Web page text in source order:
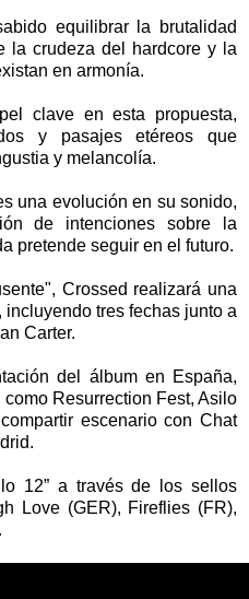
equilibrar la brutalidad
la crudeza del hardcore y la
en armonía.
clave en esta propuesta,
y pasajes etéreos que
y melancolía.
una evolución en su sonido,
de intenciones sobre la
pretende seguir en el futuro.
Crossed realizará una
tres fechas junto a
Carter.
del álbum en España,
Resurrection Fest, Asilo
escenario con Chat
12” a través de los sellos
Love (GER), Fireflies (FR),